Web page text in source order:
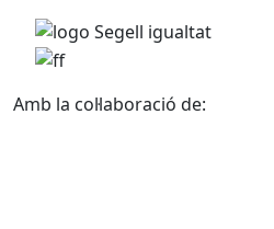
Amb la col·laboració de: